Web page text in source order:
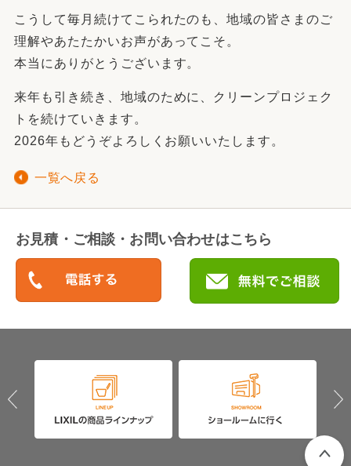
こうして毎月続けてこられたのも、地域の皆さまのご
理解やあたたかいお声があってこそ。
本当にありがとうございます。
来年も引き続き、地域のために、クリーンプロジェク
トを続けていきます。
2026年もどうぞよろしくお願いいたします。
一覧へ戻る
お見積・ご相談・お問い合わせはこちら